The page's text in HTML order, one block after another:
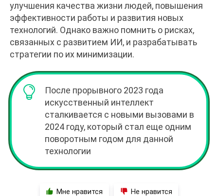
улучшения качества жизни людей, повышения
эффективности работы и развития новых
технологий. Однако важно помнить о рисках,
связанных с развитием ИИ, и разрабатывать
стратегии по их минимизации.
После прорывного 2023 года
искусственный интеллект
сталкивается с новыми вызовами в
2024 году, который стал еще одним
поворотным годом для данной
технологии
Мне нравится Не нравится